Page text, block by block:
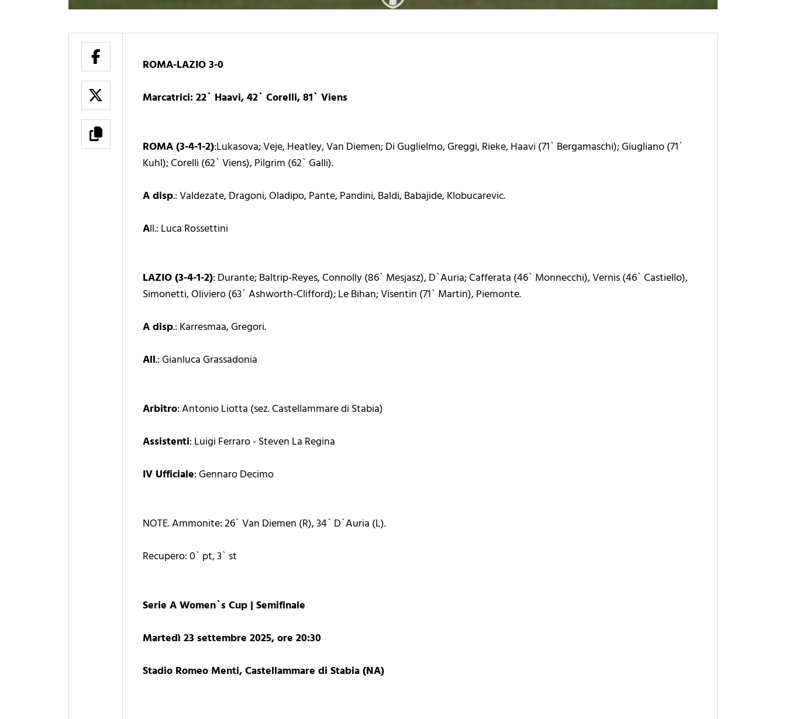
ROMA-LAZIO 3-0
Marcatrici: 22` Haavi, 42` Corelli, 81` Viens
ROMA (3-4-1-2):Lukasova; Veje, Heatley, Van Diemen; Di Guglielmo, Greggi, Rieke, Haavi (71` Bergamaschi); Giugliano (71`
Kuhl); Corelli (62` Viens), Pilgrim (62` Galli).
A disp.: Valdezate, Dragoni, Oladipo, Pante, Pandini, Baldi, Babajide, Klobucarevic.
All.: Luca Rossettini
LAZIO (3-4-1-2): Durante; Baltrip-Reyes, Connolly (86` Mesjasz), D`Auria; Cafferata (46` Monnecchi), Vernis (46` Castiello),
Simonetti, Oliviero (63` Ashworth-Clifford); Le Bihan; Visentin (71` Martin), Piemonte.
A disp.: Karresmaa, Gregori.
All.: Gianluca Grassadonia
Arbitro: Antonio Liotta (sez. Castellammare di Stabia)
Assistenti: Luigi Ferraro - Steven La Regina
IV Ufficiale: Gennaro Decimo
NOTE. Ammonite: 26` Van Diemen (R), 34` D`Auria (L).
Recupero: 0` pt, 3` st
Serie A Women`s Cup | Semifinale
Martedì 23 settembre 2025, ore 20:30
Stadio Romeo Menti, Castellammare di Stabia (NA)